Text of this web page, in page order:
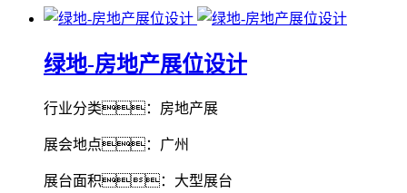
绿地-房地产展位设计
行业分类：房地产展
展会地点：广州
展台面积：大型展台